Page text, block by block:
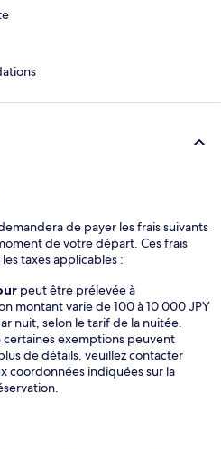
de payer les frais suivants
de votre départ. Ces frais
taxes applicables :
peut être prélevée à
montant varie de 100 à 10 000 JPY
nuit, selon le tarif de la nuitée.
certaines exemptions peuvent
de détails, veuillez contacter
coordonnées indiquées sur la